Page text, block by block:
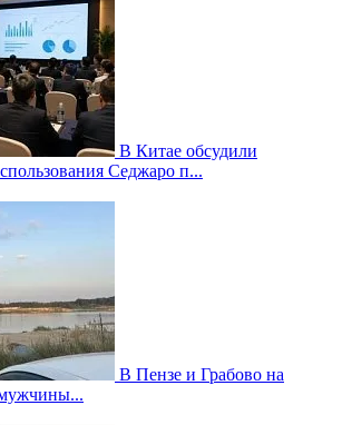
В Китае обсудили
Седжаро п...
В Пензе и Грабово на